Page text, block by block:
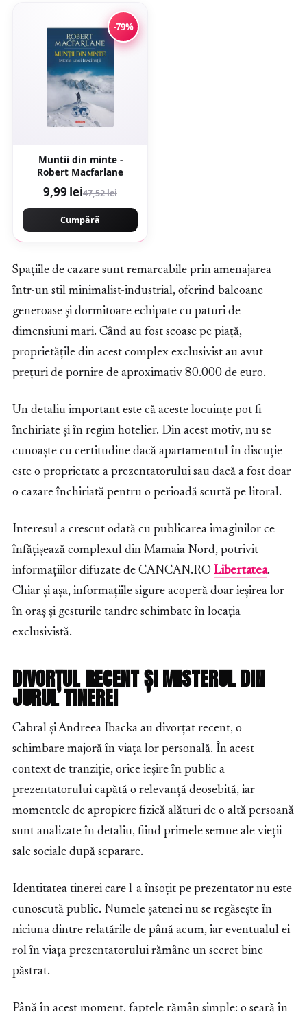
-79%
Muntii din minte -
Robert Macfarlane
9,99 lei47,52 lei
Cumpără
Spațiile de cazare sunt remarcabile prin amenajarea
într-un stil minimalist-industrial, oferind balcoane
generoase și dormitoare echipate cu paturi de
dimensiuni mari. Când au fost scoase pe piață,
proprietățile din acest complex exclusivist au avut
prețuri de pornire de aproximativ 80.000 de euro.
Un detaliu important este că aceste locuințe pot fi
închiriate și în regim hotelier. Din acest motiv, nu se
cunoaște cu certitudine dacă apartamentul în discuție
este o proprietate a prezentatorului sau dacă a fost doar
o cazare închiriată pentru o perioadă scurtă pe litoral.
Interesul a crescut odată cu publicarea imaginilor ce
înfățișează complexul din Mamaia Nord, potrivit
informațiilor difuzate de CANCAN.RO Libertatea.
Chiar și așa, informațiile sigure acoperă doar ieșirea lor
în oraș și gesturile tandre schimbate în locația
exclusivistă.
DIVORȚUL RECENT ȘI MISTERUL DIN
JURUL TINEREI
Cabral și Andreea Ibacka au divorțat recent, o
schimbare majoră în viața lor personală. În acest
context de tranziție, orice ieșire în public a
prezentatorului capătă o relevanță deosebită, iar
momentele de apropiere fizică alături de o altă persoană
sunt analizate în detaliu, fiind primele semne ale vieții
sale sociale după separare.
Identitatea tinerei care l-a însoțit pe prezentator nu este
cunoscută public. Numele șatenei nu se regăsește în
niciuna dintre relatările de până acum, iar eventualul ei
rol în viața prezentatorului rămâne un secret bine
păstrat.
Până în acest moment, faptele rămân simple: o seară în